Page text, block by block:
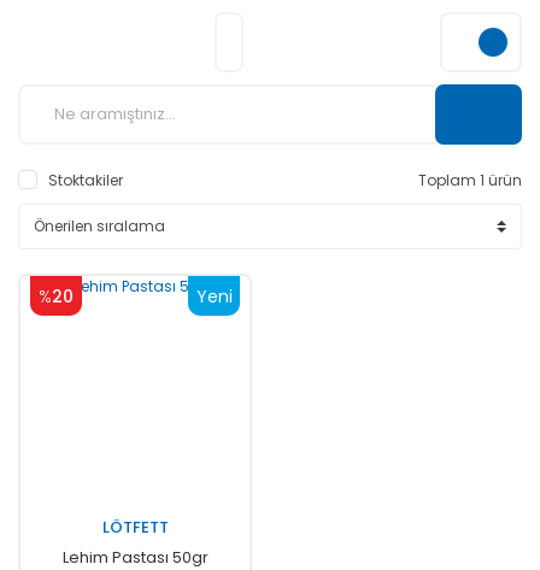
Stoktakiler Toplam 1 ürün
Yeni
%20
LÖTFETT
Lehim Pastası 50gr